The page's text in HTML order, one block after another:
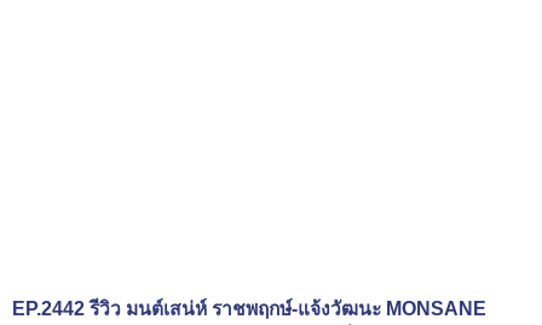
EP.2442 รีวิว มนต์เสน่ห์ ราชพฤกษ์-แจ้งวัฒนะ MONSANE